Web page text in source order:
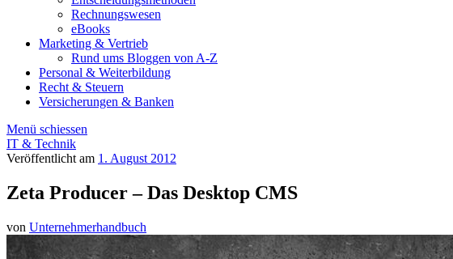
Rechnungswesen
eBooks
Marketing & Vertrieb
Rund ums Bloggen von A-Z
Personal & Weiterbildung
Recht & Steuern
Versicherungen & Banken
Menü schiessen
IT & Technik
Veröffentlicht am 1. August 2012
Zeta Producer – Das Desktop CMS
von Unternehmerhandbuch